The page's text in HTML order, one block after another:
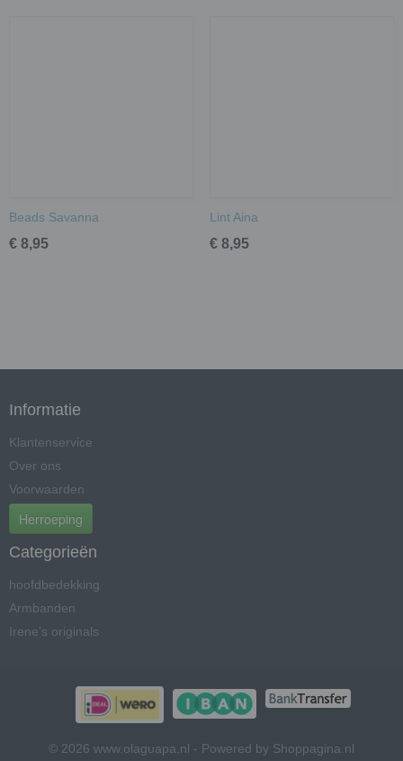
Beads Savanna
€ 8,95
Lint Aina
€ 8,95
Informatie
Klantenservice
Over ons
Voorwaarden
Herroeping
Categorieën
hoofdbedekking
Armbanden
Irene's originals
© 2026 www.olaguapa.nl - Powered by Shoppagina.nl